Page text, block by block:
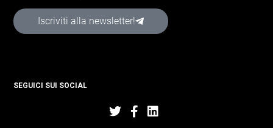
Iscriviti alla newsletter!
SEGUICI SUI SOCIAL